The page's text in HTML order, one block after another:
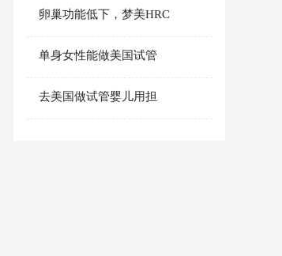
卵巢功能低下，梦美HRC
单身女性能做美国试管
去美国做试管婴儿用担